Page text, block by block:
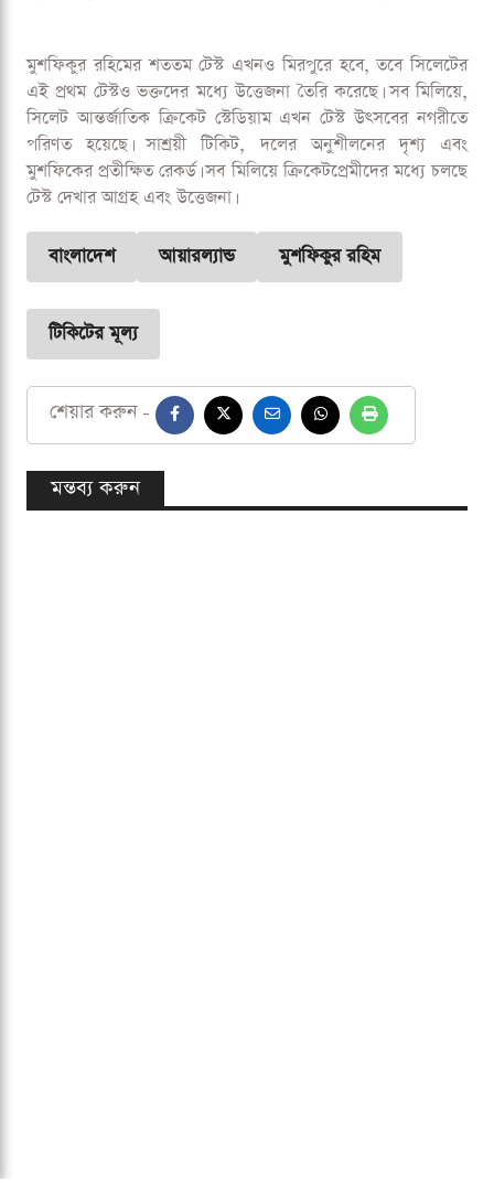
বাংলাদেশ ক্রিকেট বোর্ড (বিসিবি) ইতোমধ্যেই টেস্টের টিকিটের মূল্য
ঘোষণা করেছে। দর্শকদের জন্য পাঁচটি শ্রেণির টিকিট নির্ধারণ করা
হয়েছে। গ্রিন হিল এরিয়া এবং শহীদ তুরাব স্ট্যান্ডের টিকিট ৫০ টাকা,
শহীদ আবু সাঈদ স্ট্যান্ড ১০০ টাকা, ক্লাব হাউজ ২৫০ টাকা, এবং
গ্র্যান্ড স্ট্যান্ড ৫০০ টাকা। অর্থাৎ, মাত্র ৫০ থেকে ৫০০ টাকার মধ্যে
মুশফিকুর রহিমের শততম টেস্ট এখনও মিরপুরে হবে, তবে সিলেটের
এই প্রথম টেস্টও ভক্তদের মধ্যে উত্তেজনা তৈরি করেছে। সব মিলিয়ে,
সিলেট আন্তর্জাতিক ক্রিকেট স্টেডিয়াম এখন টেস্ট উৎসবের নগরীতে
পরিণত হয়েছে। সাশ্রয়ী টিকিট, দলের অনুশীলনের দৃশ্য এবং
মুশফিকের প্রতীক্ষিত রেকর্ড। সব মিলিয়ে ক্রিকেটপ্রেমীদের মধ্যে চলছে
টেস্ট দেখার আগ্রহ এবং উত্তেজনা।
বাংলাদেশ আয়ারল্যান্ড